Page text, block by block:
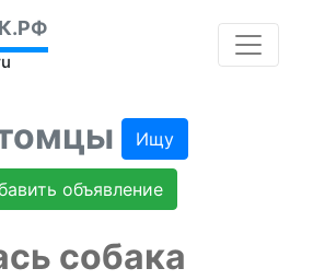
Ищу
объявление
собака